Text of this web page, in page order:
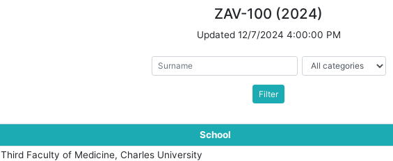
ZAV-100 (2024)
Updated 12/7/2024 4:00:00 PM
School
Third Faculty of Medicine, Charles University